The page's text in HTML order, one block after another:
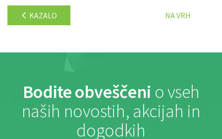
KAZALO NA VRH
Bodite obveščeni o vseh
naših novostih, akcijah in
dogodkih